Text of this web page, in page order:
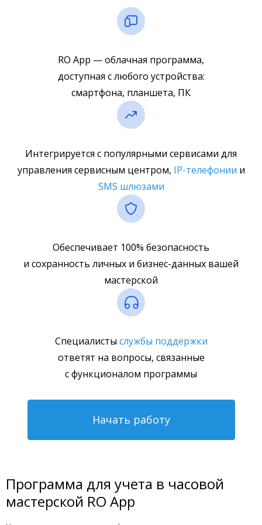
RO App — облачная программа,
доступная с любого устройства:
смартфона, планшета, ПК
Интегрируется с популярными сервисами для
управления сервисным центром, IP-телефонии и
SMS шлюзами
Обеспечивает 100% безопасность
и сохранность личных и бизнес-данных вашей
мастерской
Специалисты службы поддержки
ответят на вопросы, связанные
с функционалом программы
Начать работу
Программа для учета в часовой
мастерской RO App